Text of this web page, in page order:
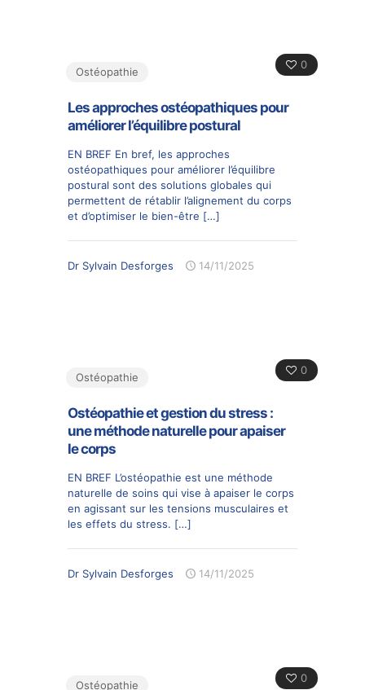
0
Ostéopathie
Les approches ostéopathiques pour
améliorer l’équilibre postural
EN BREF En bref, les approches
ostéopathiques pour améliorer l’équilibre
postural sont des solutions globales qui
permettent de rétablir l’alignement du corps
et d’optimiser le bien-être […]
Dr Sylvain Desforges 14/11/2025
0
Ostéopathie
Ostéopathie et gestion du stress :
une méthode naturelle pour apaiser
le corps
EN BREF L’ostéopathie est une méthode
naturelle de soins qui vise à apaiser le corps
en agissant sur les tensions musculaires et
les effets du stress. […]
Dr Sylvain Desforges 14/11/2025
0
Ostéopathie